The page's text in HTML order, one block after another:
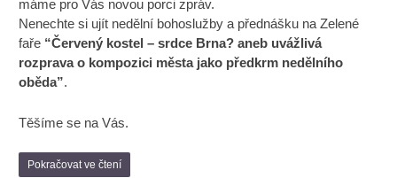
máme pro Vás novou porci zpráv.
Nenechte si ujít nedělní bohoslužby a přednášku na Zelené
faře “Červený kostel – srdce Brna? aneb uvážlivá
rozprava o kompozici města jako předkrm nedělního
oběda”.
Těšíme se na Vás.
Pokračovat ve čtení